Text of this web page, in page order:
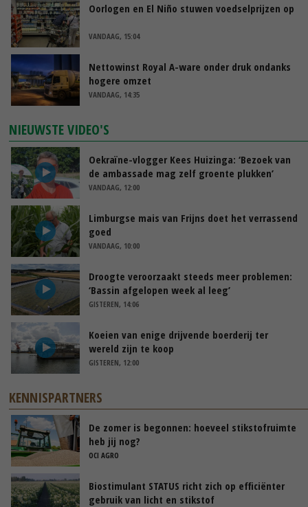
Oorlogen en El Niño stuwen voedselprijzen op
VANDAAG, 15:04
Nettowinst Royal A-ware onder druk ondanks
hogere omzet
VANDAAG, 14:35
NIEUWSTE VIDEO'S
Oekraïne-vlogger Kees Huizinga: ‘Bezoek van
de ambassade mag zelf groente plukken’
VANDAAG, 12:00
Limburgse mais van Frijns doet het verrassend
goed
VANDAAG, 10:00
Droogte veroorzaakt steeds meer problemen:
‘Bassin afgelopen week al leeg’
GISTEREN, 14:06
Koeien van enige drijvende boerderij ter
wereld zijn te koop
GISTEREN, 12:00
KENNISPARTNERS
De zomer is begonnen: hoeveel stikstofruimte
heb jij nog?
OCI AGRO
Biostimulant STATUS richt zich op efficiënter
gebruik van licht en stikstof